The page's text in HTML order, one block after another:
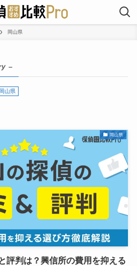
岡山県
–
岡山県
岡山県
評判は？興信所の費用を抑える